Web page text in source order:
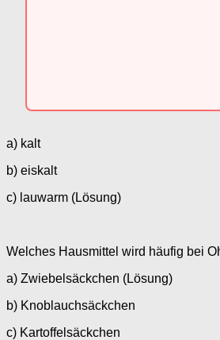
a) kalt
b) eiskalt
c) lauwarm (Lösung)
Welches Hausmittel wird häufig bei
a) Zwiebelsäckchen (Lösung)
b) Knoblauchsäckchen
c) Kartoffelsäckchen